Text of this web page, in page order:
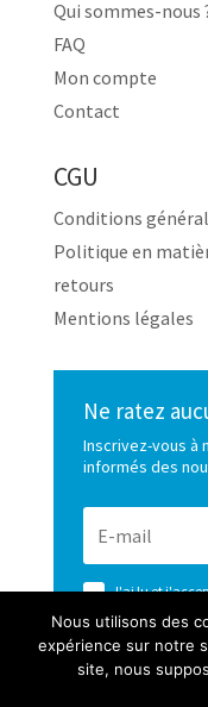
Qui sommes-nous
FAQ
Mon compte
Contact
CGU
Conditions
Politique en
retours
Mentions légales
Ne ratez
Inscrivez-vous à
informés des
J'ai lu et
de ce site
Nous utilisons des
expérience sur notre
site, nous